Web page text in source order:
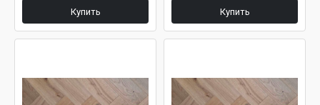
Купить Купить